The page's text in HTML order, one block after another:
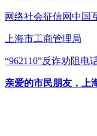
网络社会征信网中国
上海市工商管理局
“962110”反诈劝阻电
亲爱的市民朋友，上